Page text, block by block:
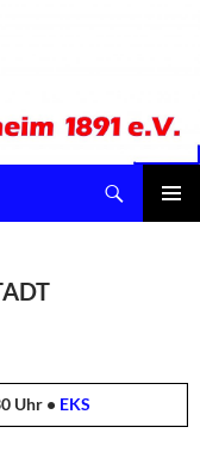
Uhr • EKS